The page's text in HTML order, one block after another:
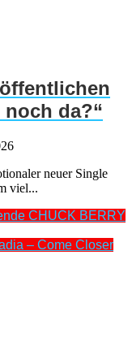
da?“
neuer Single
viel...
CHUCK BERRY
– Come Closer